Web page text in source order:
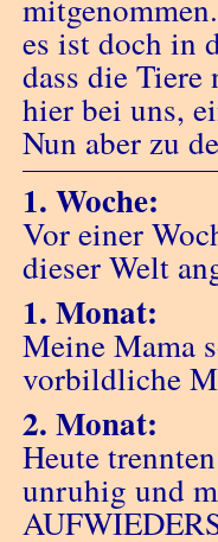
es ist doch in
dass die
hier bei uns,
Nun aber zu
1. Woche:
Vor einer
dieser Welt
1. Monat:
Meine Mama
vorbildliche
2. Monat:
Heute
unruhig und